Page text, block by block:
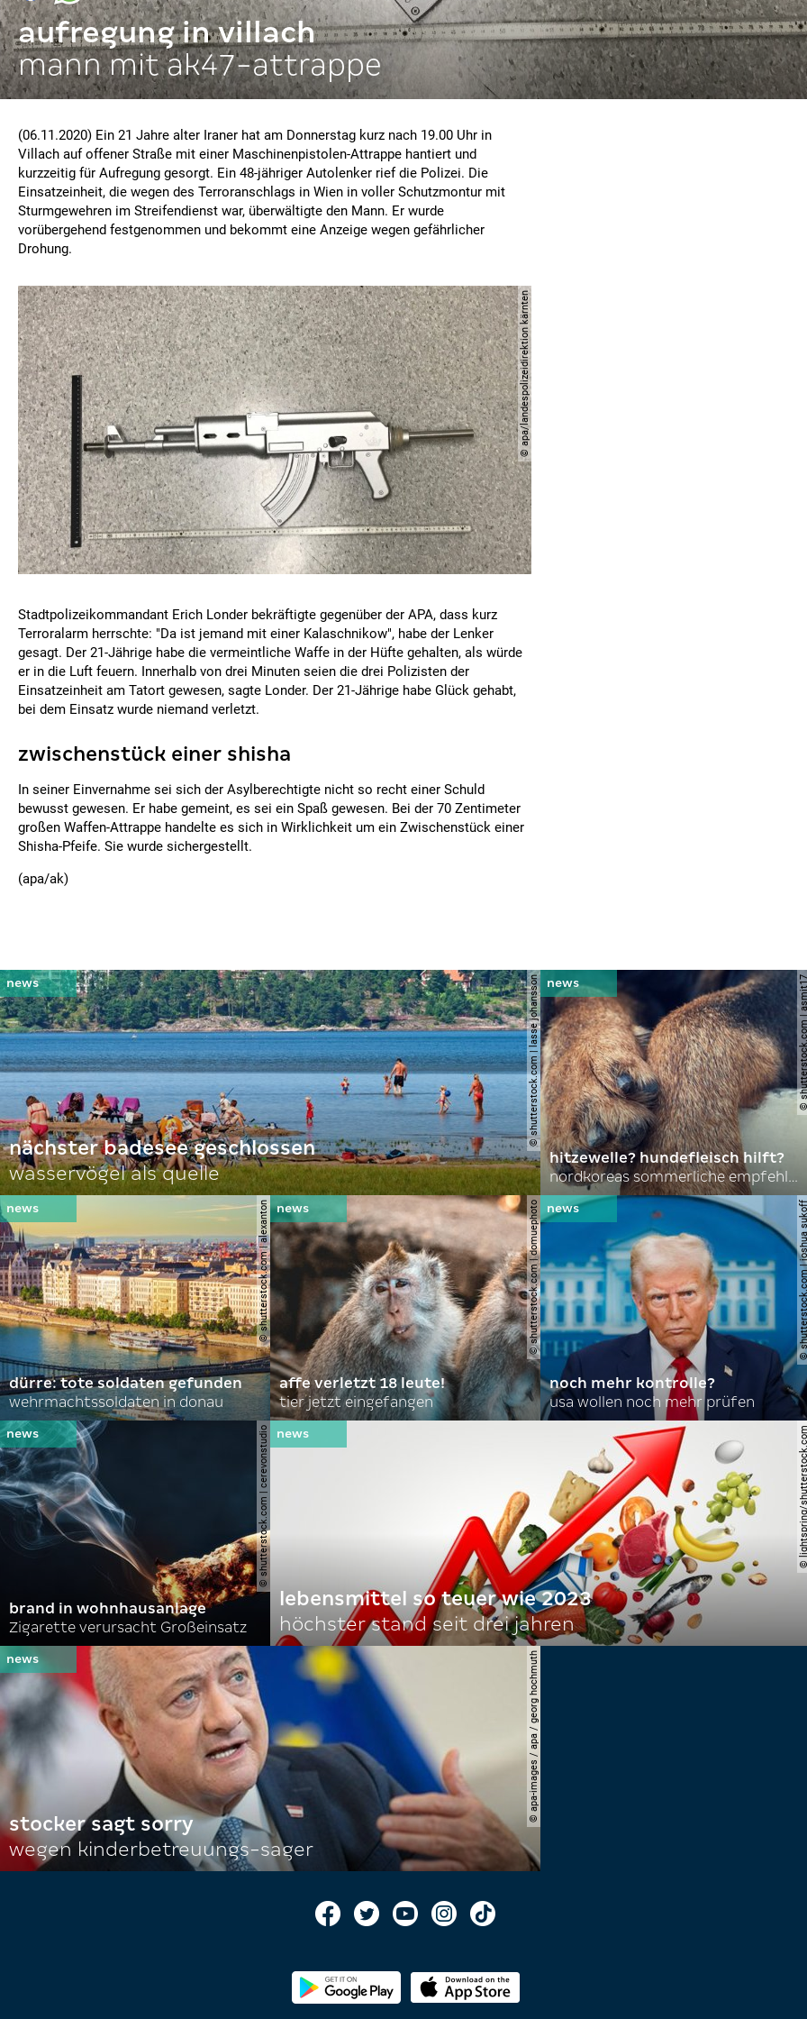
aufregung in villach
mann mit ak47-attrappe
(06.11.2020) Ein 21 Jahre alter Iraner hat am Donnerstag kurz nach 19.00 Uhr in
Villach auf offener Straße mit einer Maschinenpistolen-Attrappe hantiert und
kurzzeitig für Aufregung gesorgt. Ein 48-jähriger Autolenker rief die Polizei. Die
Einsatzeinheit, die wegen des Terroranschlags in Wien in voller Schutzmontur mit
Sturmgewehren im Streifendienst war, überwältigte den Mann. Er wurde
vorübergehend festgenommen und bekommt eine Anzeige wegen gefährlicher
Drohung.
© apa/landespolizeidirektion kärnten
Stadtpolizeikommandant Erich Londer bekräftigte gegenüber der APA, dass kurz
Terroralarm herrschte: "Da ist jemand mit einer Kalaschnikow", habe der Lenker
gesagt. Der 21-Jährige habe die vermeintliche Waffe in der Hüfte gehalten, als würde
er in die Luft feuern. Innerhalb von drei Minuten seien die drei Polizisten der
Einsatzeinheit am Tatort gewesen, sagte Londer. Der 21-Jährige habe Glück gehabt,
bei dem Einsatz wurde niemand verletzt.
zwischenstück einer shisha
In seiner Einvernahme sei sich der Asylberechtigte nicht so recht einer Schuld
bewusst gewesen. Er habe gemeint, es sei ein Spaß gewesen. Bei der 70 Zentimeter
großen Waffen-Attrappe handelte es sich in Wirklichkeit um ein Zwischenstück einer
Shisha-Pfeife. Sie wurde sichergestellt.
(apa/ak)
© shutterstock.com | lasse johansson
nächster badesee geschlossen
wasservögel als quelle
©
hitzewelle? hundefleisch hilft?
nordkoreas sommerliche empfehlungen
© shutterstock.com | alexanton
dürre: tote soldaten gefunden
wehrmachtssoldaten in donau
© shutterstock.com | domuephoto
affe verletzt 18 leute!
tier jetzt eingefangen
©
noch mehr kontrolle?
usa wollen noch mehr prüfen
© shutterstock.com | cerevonstudio
brand in wohnhausanlage
Zigarette verursacht Großeinsatz
© lightspring/
lebensmittel so teuer wie 2023
höchster stand seit drei jahren
© apa-images / apa / georg hochmuth
stocker sagt sorry
wegen kinderbetreuungs-sager